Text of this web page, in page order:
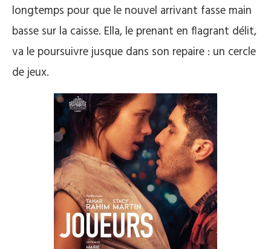
longtemps pour que le nouvel arrivant fasse main
basse sur la caisse. Ella, le prenant en flagrant délit,
va le poursuivre jusque dans son repaire : un cercle
de jeux.